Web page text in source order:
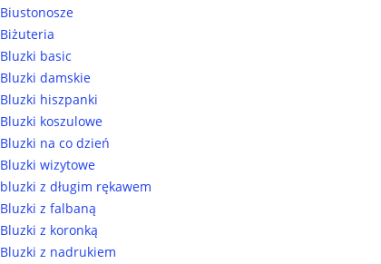
Biustonosze
Biżuteria
Bluzki basic
Bluzki damskie
Bluzki hiszpanki
Bluzki koszulowe
Bluzki na co dzień
Bluzki wizytowe
bluzki z długim rękawem
Bluzki z falbaną
Bluzki z koronką
Bluzki z nadrukiem